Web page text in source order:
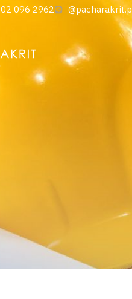
02 096 2962